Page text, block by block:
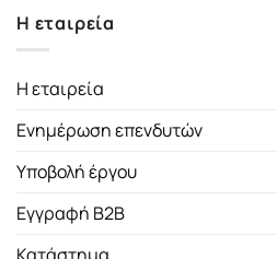
Η εταιρεία
Η εταιρεία
Ενημέρωση επενδυτών
Υποβολή έργου
Εγγραφή B2B